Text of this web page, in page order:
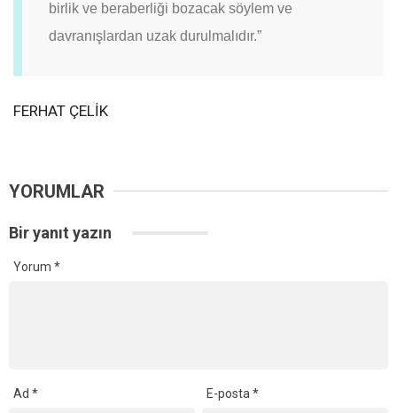
birlik ve beraberliği bozacak söylem ve
davranışlardan uzak durulmalıdır.”
FERHAT ÇELİK
YORUMLAR
Bir yanıt yazın
Yorum *
Ad * E-posta*